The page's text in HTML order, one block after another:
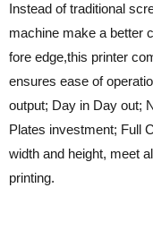
Instead of traditional
machine make a better
fore edge,this printer
ensures ease of
output; Day in Day out;
Plates investment; Full
width and height, meet
printing.